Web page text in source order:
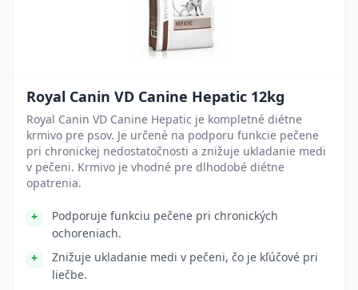
Royal Canin VD Canine Hepatic 12kg
Royal Canin VD Canine Hepatic je kompletné diétne
krmivo pre psov. Je určené na podporu funkcie pečene
pri chronickej nedostatočnosti a znižuje ukladanie medi
v pečeni. Krmivo je vhodné pre dlhodobé diétne
opatrenia.
Podporuje funkciu pečene pri chronických
ochoreniach.
Znižuje ukladanie medi v pečeni, čo je kľúčové pri
liečbe.